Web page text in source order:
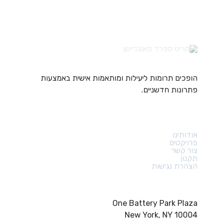
הופכים תרומות ליעילות ומותאמות אישית באמצעות
פתרונות חדשניים.
אודותינו
פרויקטים
צור קשר
תקנון
הצהרת נגישות
One Battery Park Plaza
New York, NY 10004